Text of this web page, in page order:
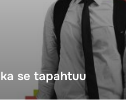
se tapahtuu